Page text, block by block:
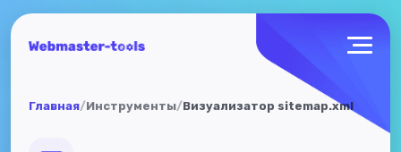
Главная/Инструменты/Визуализатор sitemap.xml